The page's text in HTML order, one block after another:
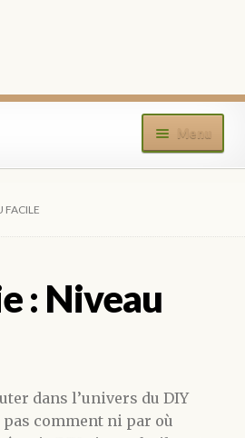
Menu
FACILE
: Niveau
dans l’univers du DIY
pas comment ni par où